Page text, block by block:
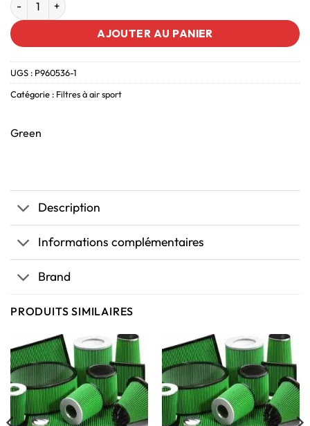
AJOUTER AU PANIER
UGS : P960536-1
Catégorie : Filtres à air sport
Green
Description
Informations complémentaires
Brand
PRODUITS SIMILAIRES